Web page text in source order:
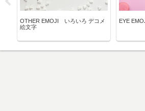
OTHER EMOJI いろいろ デコメ
絵文字
EYE